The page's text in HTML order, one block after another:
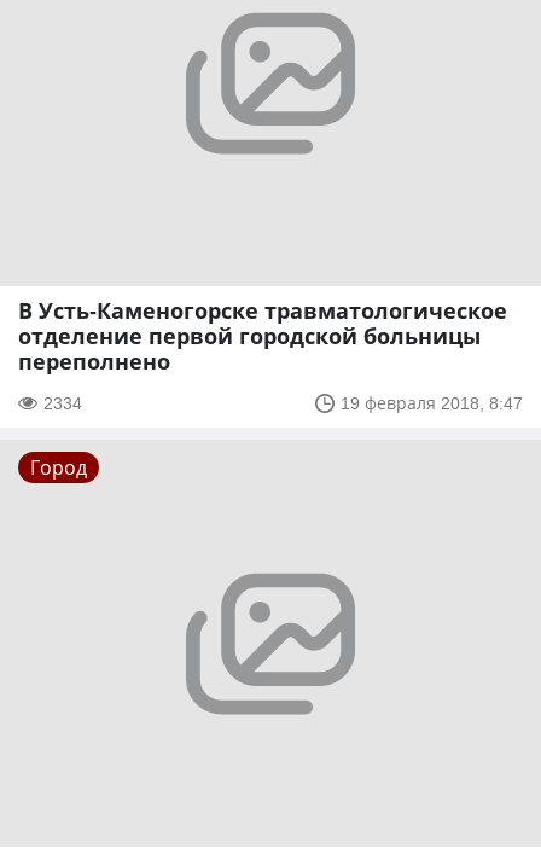
В Усть-Каменогорске травматологическое
отделение первой городской больницы
переполнено
2334 19 февраля 2018, 8:47
Город